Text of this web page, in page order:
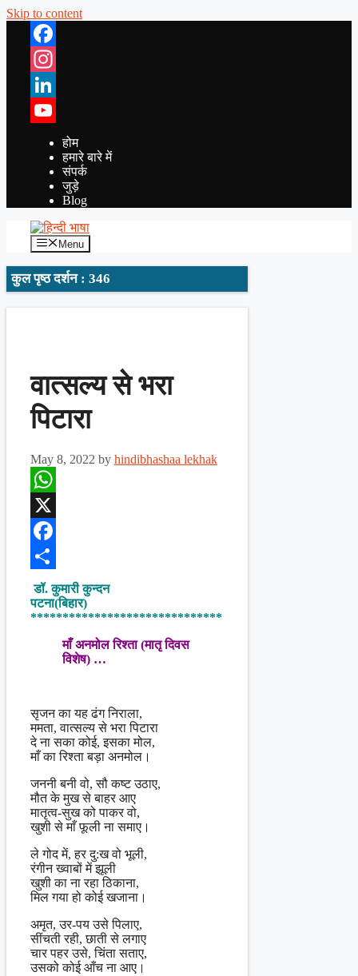
Skip to content
Facebook
Instagram
LinkedIn
YouTube
होम
हमारे बारे में
संपर्क
जुड़े
Blog
Menu
कुल पृष्ठ दर्शन : 346
वात्सल्य से भरा
पिटारा
May 8, 2022 by hindibhashaa lekhak
WhatsApp
X
Facebook
Share
डॉ. कुमारी कुन्दन
पटना(बिहार)
******************************
माँ अनमोल रिश्ता (मातृ दिवस
विशेष) …
सृजन का यह ढंग निराला,
ममता, वात्सल्य से भरा पिटारा
दे ना सका कोई, इसका मोल,
माँ का रिश्ता बड़ा अनमोल।
जननी बनी वो, सौ कष्ट उठाए,
मौत के मुख से बाहर आए
मातृत्व-सुख को पाकर वो,
खुशी से माँ फूली ना समाए।
ले गोद में, हर दु:ख वो भूली,
रंगीन ख्वाबों में झूली
खुशी का ना रहा ठिकाना,
मिल गया हो कोई खजाना।
अमृत, उर-पय उसे पिलाए,
सींचती रही, छाती से लगाए
चार पहर उसे, चिंता सताए,
उसको कोई आँच ना आए।